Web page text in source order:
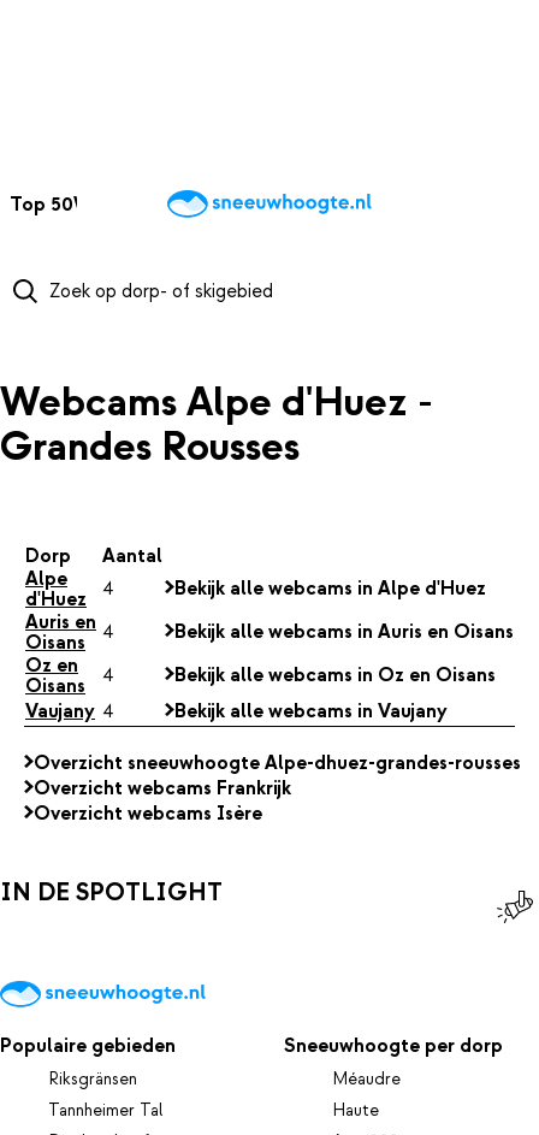
Top 50Webcams WintersportweerKaarten
Webcams Alpe d'Huez -
Grandes Rousses
Dorp
Aantal
Alpe
d'Huez
4
Bekijk alle webcams in Alpe d'Huez
Auris en
Oisans
4
Bekijk alle webcams in Auris en Oisans
Oz en
Oisans
4
Bekijk alle webcams in Oz en Oisans
Vaujany 4 Bekijk alle webcams in Vaujany
Overzicht sneeuwhoogte Alpe-dhuez-grandes-rousses
Overzicht webcams Frankrijk
Overzicht webcams Isère
IN DE SPOTLIGHT
Populaire gebieden
Riksgränsen
Tannheimer Tal
Sneeuwhoogte per dorp
Méaudre
Haute